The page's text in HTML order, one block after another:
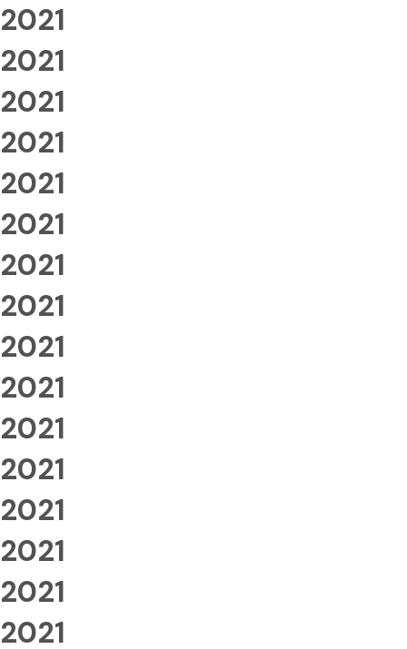
2021
2021
2021
2021
2021
2021
2021
2021
2021
2021
2021
2021
2021
2021
2021
2021